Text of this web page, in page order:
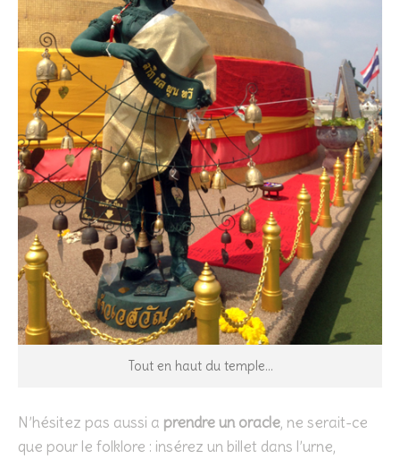
Tout en haut du temple…
N’hésitez pas aussi a prendre un oracle, ne serait-ce
que pour le folklore : insérez un billet dans l’urne,